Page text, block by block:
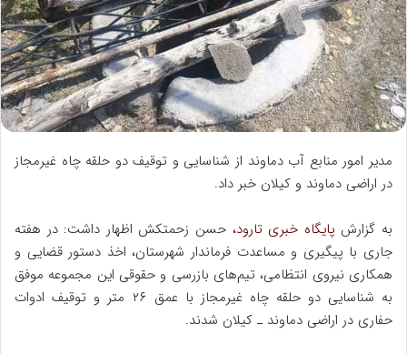
ا
ی
م
ی
ل
مدیر امور منابع آب دماوند از شناسایی و توقیف دو حلقه چاه غیرمجاز
در اراضی دماوند و کیلان خبر داد.
به گزارش پایگاه خبری تارود، حسن زحمتکش اظهار داشت: در هفته
جاری با پیگیری و مساعدت فرماندار شهرستان، اخذ دستور قضایی و
همکاری نیروی انتظامی، تیم‌های بازرسی و حقوقی این مجموعه موفق
به شناسایی دو حلقه چاه غیرمجاز با عمق ۲۶ متر و توقیف ادوات
حفاری در اراضی دماوند ـ کیلان شدند.